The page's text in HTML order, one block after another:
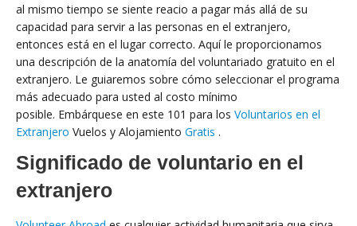
al mismo tiempo se siente reacio a pagar más allá de su
capacidad para servir a las personas en el extranjero,
entonces está en el lugar correcto. Aquí le proporcionamos
una descripción de la anatomía del voluntariado gratuito en el
extranjero. Le guiaremos sobre cómo seleccionar el programa
más adecuado para usted al costo mínimo
posible. Embárquese en este 101 para los Voluntarios en el
Extranjero Vuelos y Alojamiento Gratis .
Significado de voluntario en el
extranjero